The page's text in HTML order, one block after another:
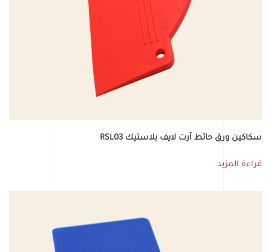
سكاكين ورق حائط آرت لايف بلاستيك RSL03
قراءة المزيد